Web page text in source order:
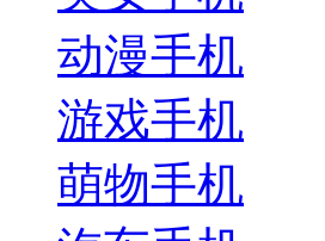
动漫手机
游戏手机
萌物手机